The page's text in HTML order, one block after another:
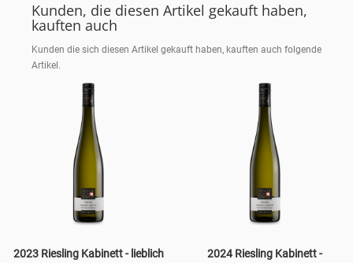
Kunden, die diesen Artikel gekauft haben,
kauften auch
Kunden die sich diesen Artikel gekauft haben, kauften auch folgende
Artikel.
2023 Riesling Kabinett - lieblich
2024 Riesling Kabinett -